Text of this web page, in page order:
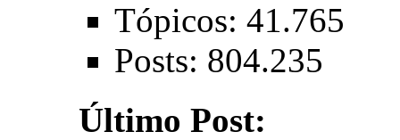
Tópicos: 41.765
Posts: 804.235
Último Post: